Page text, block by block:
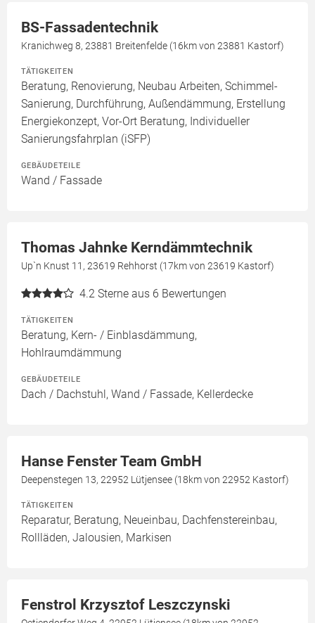
BS-Fassadentechnik
Kranichweg 8, 23881 Breitenfelde (16km von 23881 Kastorf)
TÄTIGKEITEN
Beratung, Renovierung, Neubau Arbeiten, Schimmel-
Sanierung, Durchführung, Außendämmung, Erstellung
Energiekonzept, Vor-Ort Beratung, Individueller
Sanierungsfahrplan (iSFP)
GEBÄUDETEILE
Wand / Fassade
Thomas Jahnke Kerndämmtechnik
Up`n Knust 11, 23619 Rehhorst (17km von 23619 Kastorf)
4.2 Sterne aus 6 Bewertungen
TÄTIGKEITEN
Beratung, Kern- / Einblasdämmung,
Hohlraumdämmung
GEBÄUDETEILE
Dach / Dachstuhl, Wand / Fassade, Kellerdecke
Hanse Fenster Team GmbH
Deepenstegen 13, 22952 Lütjensee (18km von 22952 Kastorf)
TÄTIGKEITEN
Reparatur, Beratung, Neueinbau, Dachfenstereinbau,
Rollläden, Jalousien, Markisen
Fenstrol Krzysztof Leszczynski